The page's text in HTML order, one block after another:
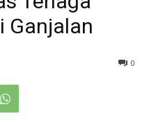
Ganjalan
0